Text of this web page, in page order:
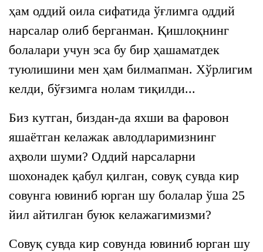
ҳам оддий оила сифатида ўғлимга оддий
нарсалар олиб берганман. Қишлоқнинг
болалари учун эса бу бир ҳашаматдек
туюлишини мен ҳам билмапман. Хўрлигим
келди, бўғзимга нолам тиқилди...
Биз кутган, биздан-да яхши ва фаровон
яшаётган келажак авлодларимизнинг
аҳволи шуми? Оддий нарсаларни
шохонадек қабул қилган, совуқ сувда кир
совунга ювиниб юрган шу болалар ўша 25
йил айтилган буюк келажагимизми?
Совуқ сувда кир совунда ювиниб юрган шу